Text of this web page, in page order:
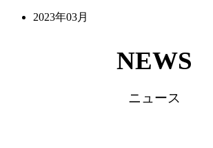
2023年03月
NEWS
ニュース